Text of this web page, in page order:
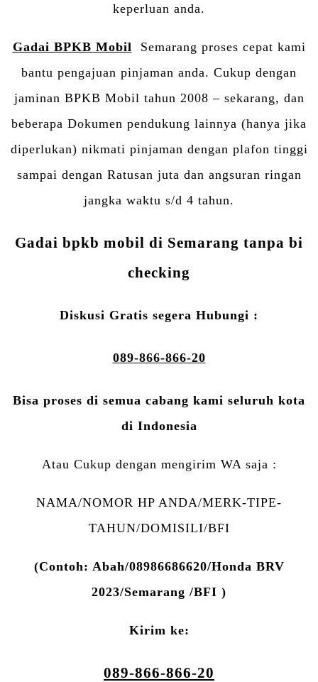
keperluan anda.
Gadai BPKB Mobil Semarang proses cepat kami
bantu pengajuan pinjaman anda. Cukup dengan
jaminan BPKB Mobil tahun 2008 – sekarang, dan
beberapa Dokumen pendukung lainnya (hanya jika
diperlukan) nikmati pinjaman dengan plafon tinggi
sampai dengan Ratusan juta dan angsuran ringan
jangka waktu s/d 4 tahun.
Gadai bpkb mobil di Semarang tanpa bi
checking
Diskusi Gratis segera Hubungi :
089-866-866-20
Bisa proses di semua cabang kami seluruh kota
di Indonesia
Atau Cukup dengan mengirim WA saja :
NAMA/NOMOR HP ANDA/MERK-TIPE-
TAHUN/DOMISILI/BFI
(Contoh: Abah/08986686620/Honda BRV
2023/Semarang /BFI )
Kirim ke:
089-866-866-20